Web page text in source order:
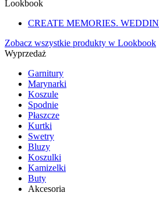
Lookbook
CREATE MEMORIES.
Zobacz wszystkie produkty w Lookbook
Wyprzedaż
Garnitury
Marynarki
Koszule
Spodnie
Płaszcze
Kurtki
Swetry
Bluzy
Koszulki
Kamizelki
Buty
Akcesoria